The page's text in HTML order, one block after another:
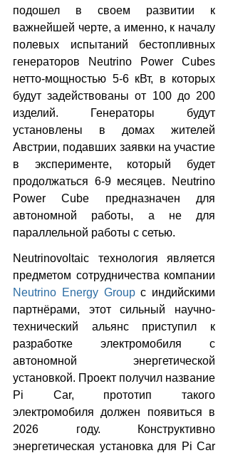
подошел в своем развитии к
важнейшей черте, а именно, к началу
полевых испытаний бестопливных
генераторов Neutrino Power Cubes
нетто-мощностью 5-6 кВт, в которых
будут задействованы от 100 до 200
изделий. Генераторы будут
установлены в домах жителей
Австрии, подавших заявки на участие
в эксперименте, который будет
продолжаться 6-9 месяцев. Neutrino
Power Cube предназначен для
автономной работы, а не для
параллельной работы с сетью.
Neutrinovoltaic технология является
Neutrino Energy Group с индийскими
партнёрами, этот сильный научно-
технический альянс приступил к
разработке электромобиля с
автономной энергетической
установкой. Проект получил название
Pi Car, прототип такого
электромобиля должен появиться в
2026 году. Конструктивно
энергетическая установка для Pi Car